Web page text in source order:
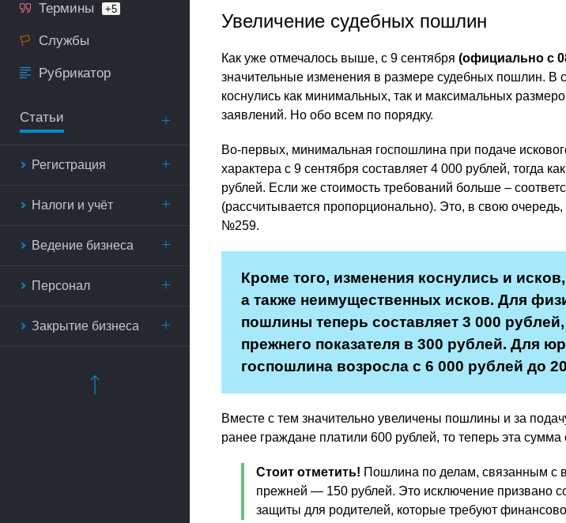
Термины +5
Службы
Рубрикатор
Статьи
Регистрация
Налоги и учёт
Ведение бизнеса
Персонал
Закрытие бизнеса
Увеличение судебных пошлин
Как уже отмечалось выше, с 9 сентября (официально с
значительные изменения в размере судебных пошлин. В
коснулись как минимальных, так и максимальных
заявлений. Но обо всем по порядку.
Во-первых, минимальная госпошлина при подаче
характера с 9 сентября составляет 4 000 рублей, тогда
рублей. Если же стоимость требований больше –
(рассчитывается пропорционально). Это, в свою
№259.
Кроме того, изменения коснулись и
а также неимущественных исков. Для
пошлины теперь составляет 3 000
прежнего показателя в 300 рублей. Для
госпошлина возросла с 6 000 рублей до
Вместе с тем значительно увеличены пошлины и за
ранее граждане платили 600 рублей, то теперь эта сумма
Стоит отметить! Пошлина по делам, связанным с
прежней — 150 рублей. Это исключение призвано
защиты для родителей, которые требуют